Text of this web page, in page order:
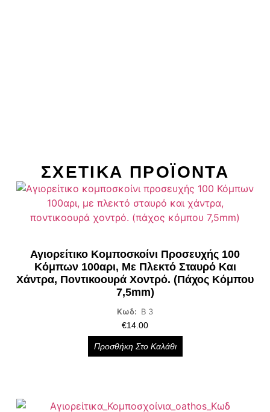
ΣΧΕΤΙΚΑ ΠΡΟΪΌΝΤΑ
Αγιορείτικο Κομποσκοίνι Προσευχής 100
Κόμπων 100αρι, Με Πλεκτό Σταυρό Και
Χάντρα, Ποντικοουρά Χοντρό. (πάχος Κόμπου
7,5mm)
Κωδ: Β 3
€14.00
Προσθήκη Στο Καλάθι